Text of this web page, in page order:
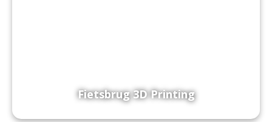
Fietsbrug 3D Printing
Fietsbrug 3D Printing